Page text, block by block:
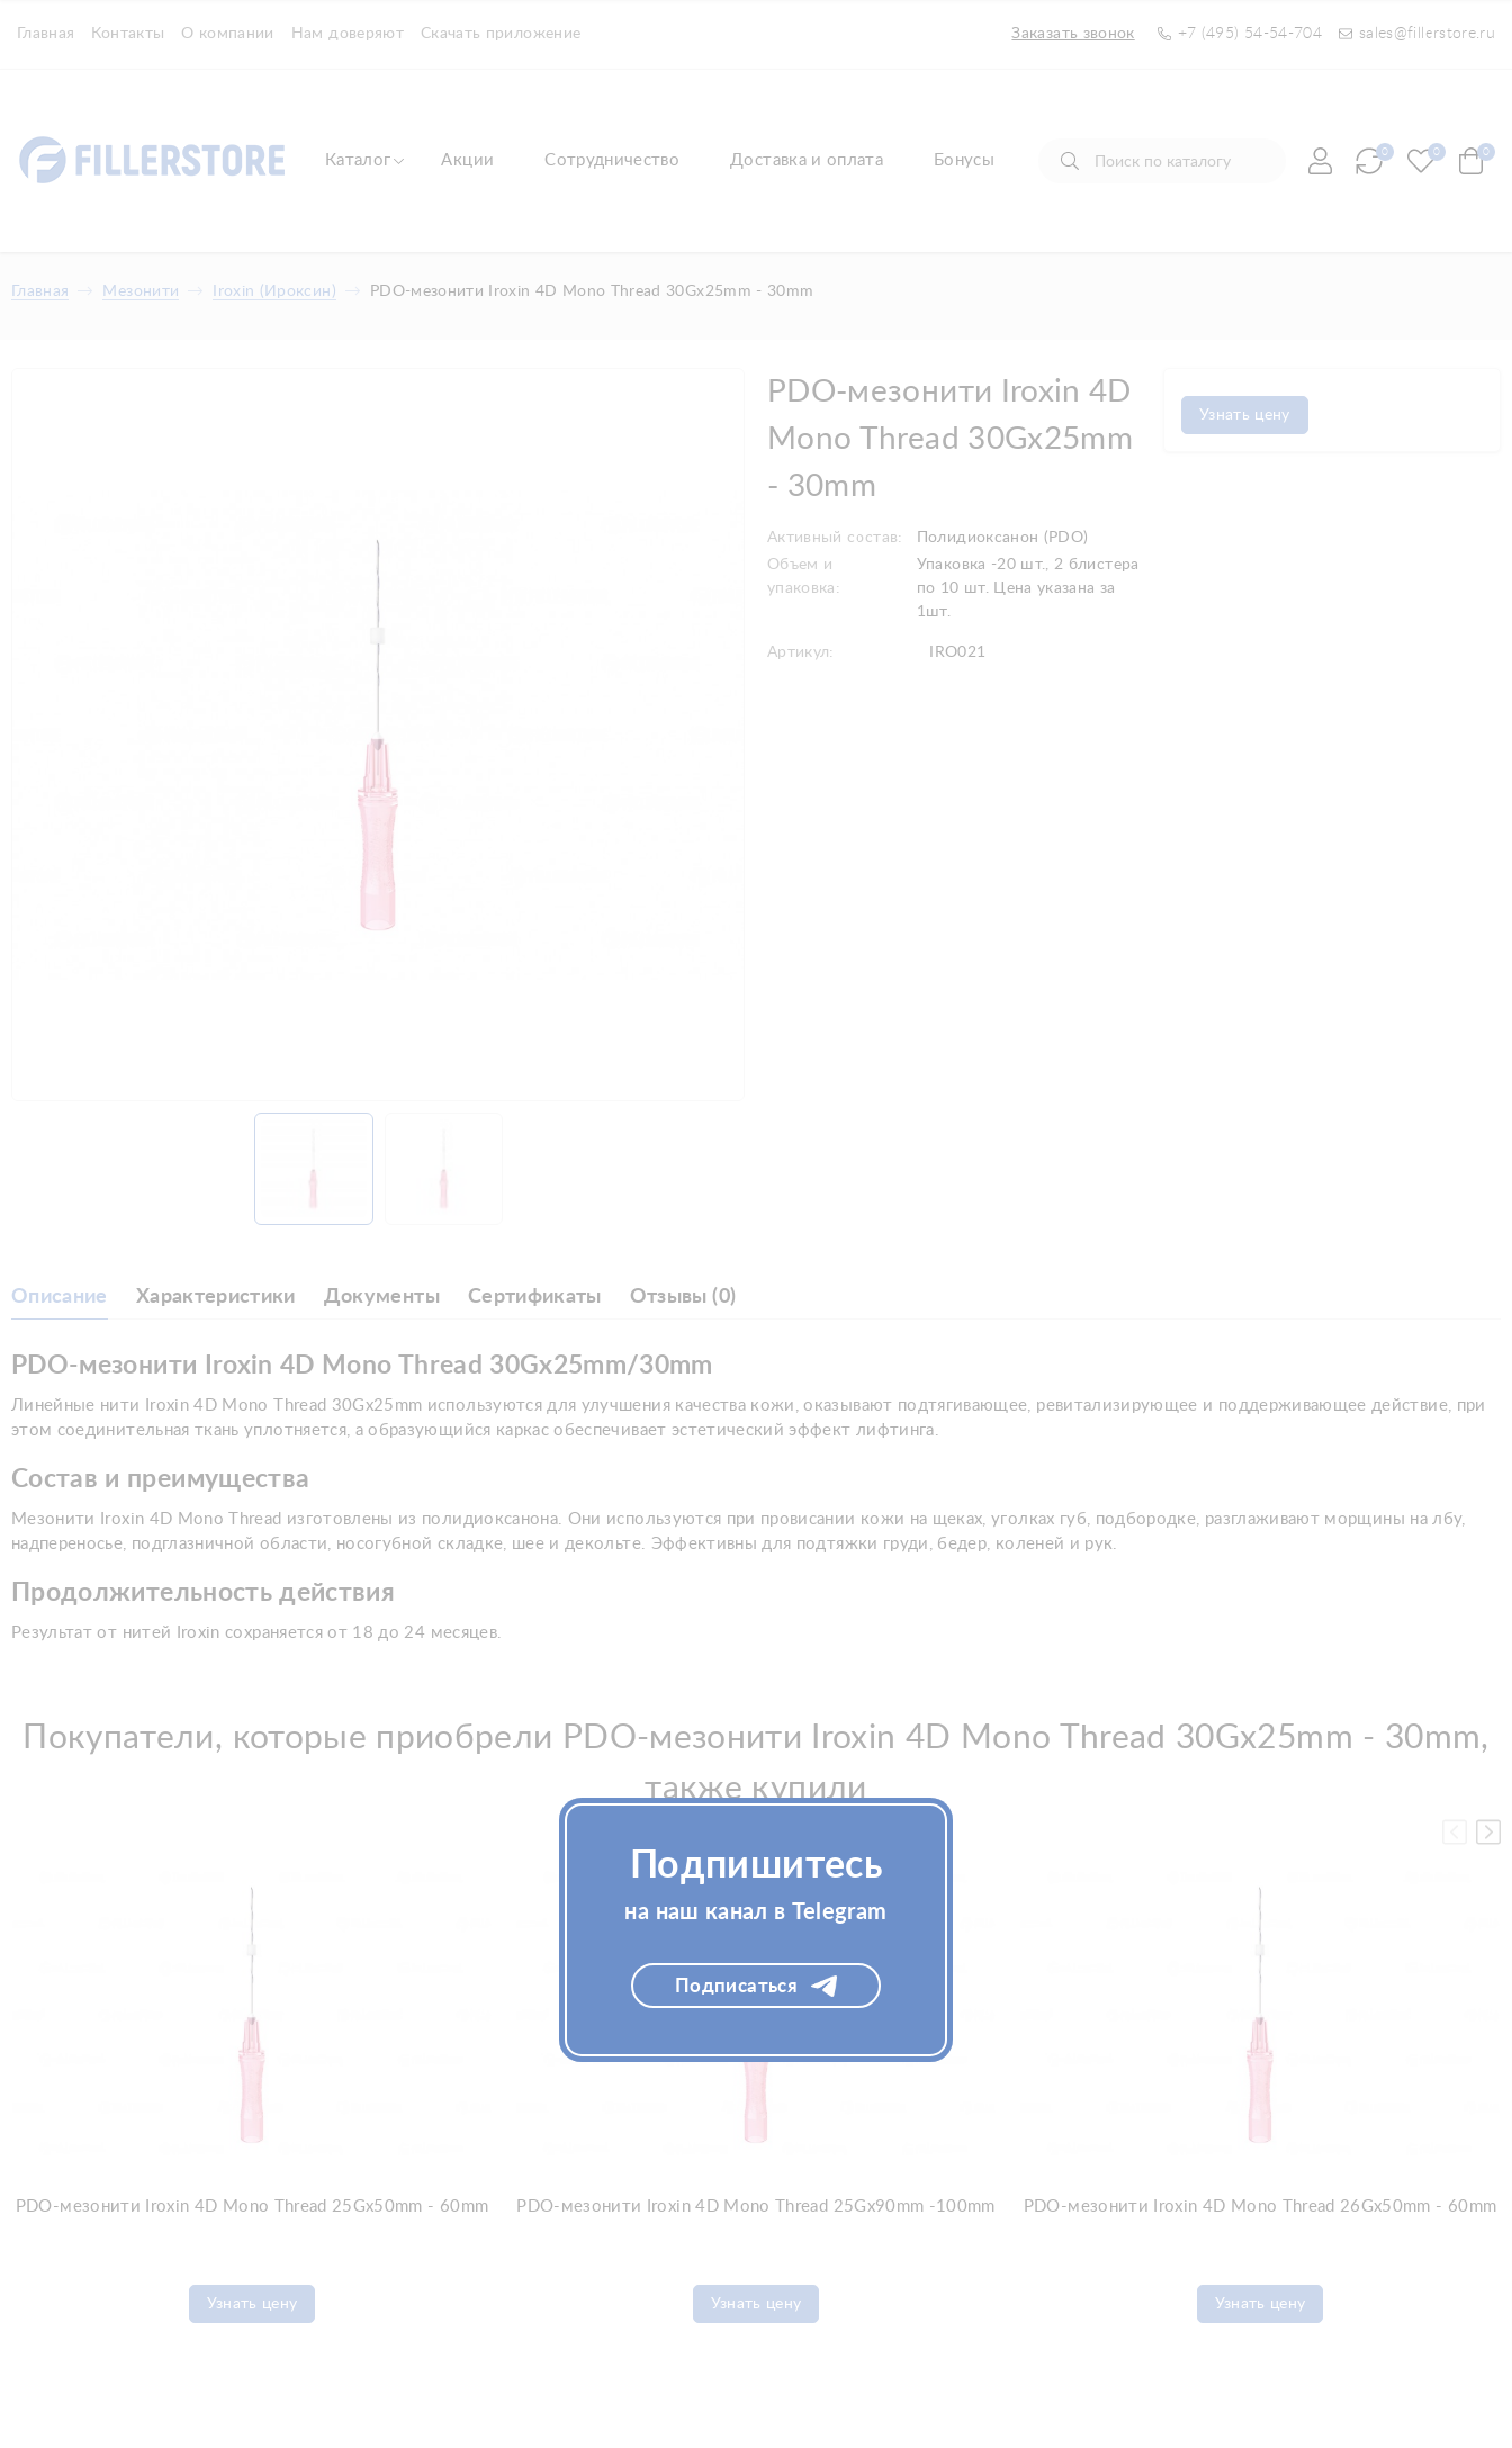
Главная Контакты О компании Нам доверяют Скачать приложение Заказать звонок +7 (495) 54-54-704 sales@fillerstore.ru
Каталог Акции Сотрудничество Доставка и оплата Бонусы 0 0 0
Главная Мезонити Iroxin (Ироксин) PDO-мезонити Iroxin 4D Mono Thread 30Gx25mm - 30mm
PDO-мезонити Iroxin 4D
Mono Thread 30Gx25mm
- 30mm
Активный состав:
Полидиоксанон (PDO)
Объем и
упаковка:
Упаковка -20 шт., 2 блистера
по 10 шт. Цена указана за
1шт.
Артикул: IRO021
Узнать цену
Описание Характеристики Документы Сертификаты Отзывы (0)
PDO-мезонити Iroxin 4D Mono Thread 30Gx25mm/30mm
Линейные нити Iroxin 4D Mono Thread 30Gx25mm используются для улучшения качества кожи, оказывают подтягивающее, ревитализирующее и поддерживающее действие, при
этом соединительная ткань уплотняется, а образующийся каркас обеспечивает эстетический эффект лифтинга.
Состав и преимущества
Мезонити Iroxin 4D Mono Thread изготовлены из полидиоксанона. Они используются при провисании кожи на щеках, уголках губ, подбородке, разглаживают морщины на лбу,
надпереносье, подглазничной области, носогубной складке, шее и декольте. Эффективны для подтяжки груди, бедер, коленей и рук.
Продолжительность действия
Результат от нитей Iroxin сохраняется от 18 до 24 месяцев.
Покупатели, которые приобрели PDO-мезонити Iroxin 4D Mono Thread 30Gx25mm - 30mm,
также купили
PDO-мезонити Iroxin 4D Mono Thread 25Gx50mm - 60mm
Узнать цену
PDO-мезонити Iroxin 4D Mono Thread 25Gx90mm -100mm
Узнать цену
PDO-мезонити Iroxin 4D Mono Thread 26Gx50mm - 60mm
Узнать цену
Подпишитесь
на наш канал в Telegram
Подписаться